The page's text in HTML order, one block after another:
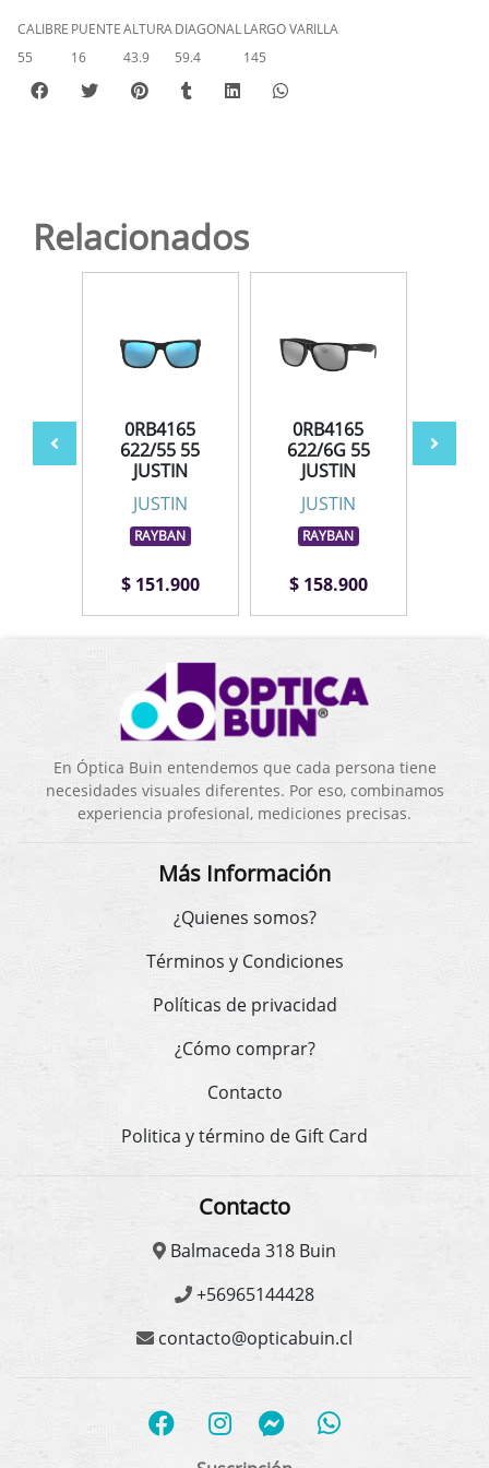
CALIBRE PUENTEALTURADIAGONALLARGO VARILLA
55
16 43.9 59.4 145
Relacionados
0RB4165
622/55 55
JUSTIN
JUSTIN
RAYBAN
$ 151.900
0RB4165
622/6G 55
JUSTIN
JUSTIN
RAYBAN
$ 158.900
En Óptica Buin entendemos que cada persona tiene
necesidades visuales diferentes. Por eso, combinamos
experiencia profesional, mediciones precisas.
Más Información
¿Quienes somos?
Términos y Condiciones
Políticas de privacidad
¿Cómo comprar?
Contacto
Politica y término de Gift Card
Contacto
Balmaceda 318 Buin
+56965144428
contacto@opticabuin.cl